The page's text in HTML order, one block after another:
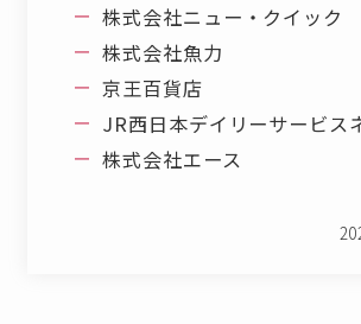
株式会社ニュー・クイック
株式会社魚力
京王百貨店
JR西日本デイリーサービス
株式会社エース